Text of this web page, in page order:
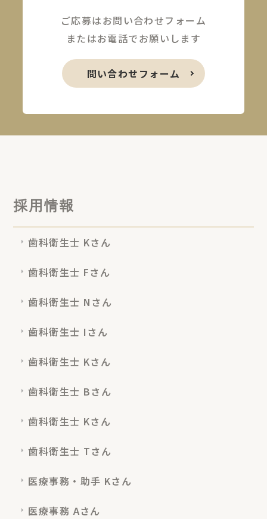
ご応募はお問い合わせフォーム
またはお電話でお願いします
問い合わせフォーム
採用情報
歯科衛生士 Kさん
歯科衛生士 Fさん
歯科衛生士 Nさん
歯科衛生士 Iさん
歯科衛生士 Kさん
歯科衛生士 Bさん
歯科衛生士 Kさん
歯科衛生士 Tさん
医療事務・助手 Kさん
医療事務 Aさん